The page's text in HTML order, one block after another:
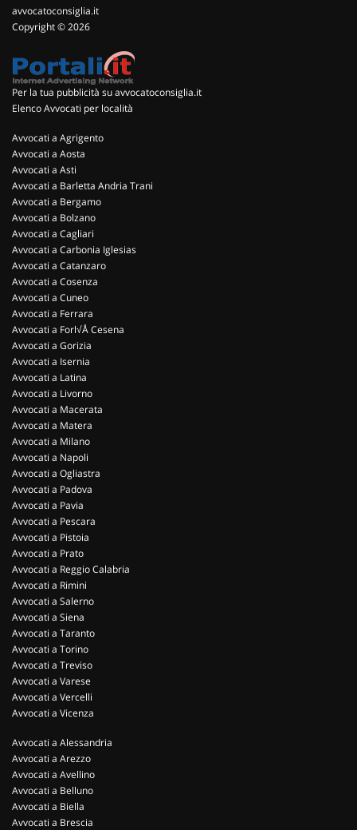
avvocatoconsiglia.it
Copyright © 2026
Per la tua pubblicità su avvocatoconsiglia.it
Elenco Avvocati per località
Avvocati a Agrigento
Avvocati a Aosta
Avvocati a Asti
Avvocati a Barletta Andria Trani
Avvocati a Bergamo
Avvocati a Bolzano
Avvocati a Cagliari
Avvocati a Carbonia Iglesias
Avvocati a Catanzaro
Avvocati a Cosenza
Avvocati a Cuneo
Avvocati a Ferrara
Avvocati a Forl√Å Cesena
Avvocati a Gorizia
Avvocati a Isernia
Avvocati a Latina
Avvocati a Livorno
Avvocati a Macerata
Avvocati a Matera
Avvocati a Milano
Avvocati a Napoli
Avvocati a Ogliastra
Avvocati a Padova
Avvocati a Pavia
Avvocati a Pescara
Avvocati a Pistoia
Avvocati a Prato
Avvocati a Reggio Calabria
Avvocati a Rimini
Avvocati a Salerno
Avvocati a Siena
Avvocati a Taranto
Avvocati a Torino
Avvocati a Treviso
Avvocati a Varese
Avvocati a Vercelli
Avvocati a Vicenza
Avvocati a Alessandria
Avvocati a Arezzo
Avvocati a Avellino
Avvocati a Belluno
Avvocati a Biella
Avvocati a Brescia